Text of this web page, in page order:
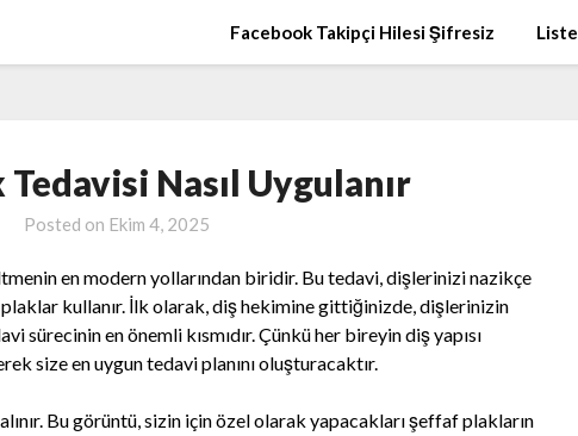
Facebook Takipçi Hilesi Şifresiz Liste
Nasıl Uygulanır
Posted on Ekim 4, 2025
en modern yollarından biridir. Bu tedavi, dişlerinizi nazikçe
kullanır. İlk olarak, diş hekimine gittiğinizde, dişlerinizin
sürecinin en önemli kısmıdır. Çünkü her bireyin diş yapısı
size en uygun tedavi planını oluşturacaktır.
Bu görüntü, sizin için özel olarak yapacakları şeffaf plakların